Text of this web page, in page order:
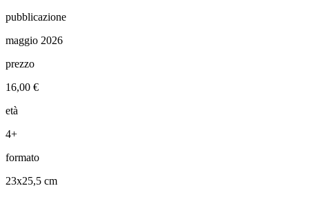
pubblicazione
maggio 2026
prezzo
16,00 €
età
4+
formato
23x25,5 cm